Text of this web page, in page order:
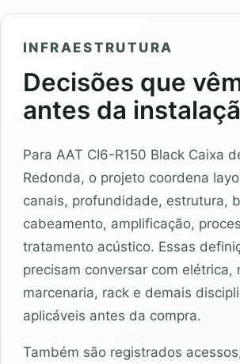
INFRAESTRUTURA
Decisões que
antes da
Para AAT CI6-R150 Black Caixa
Redonda, o projeto coordena
canais, profundidade, estrutura,
cabeamento, amplificação,
tratamento acústico. Essas
precisam conversar com elétrica,
marcenaria, rack e demais
aplicáveis antes da compra.
Também são registrados